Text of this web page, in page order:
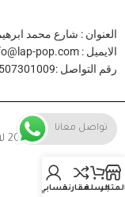
العنوان : شارع محمد
الايميل : info@lap-pop.com
رقم التواصل :01507301009
© 2024 لاب بوب. جميع الحقوق محفوظة.
السلةمقارنةحسابي
تواصل معانا